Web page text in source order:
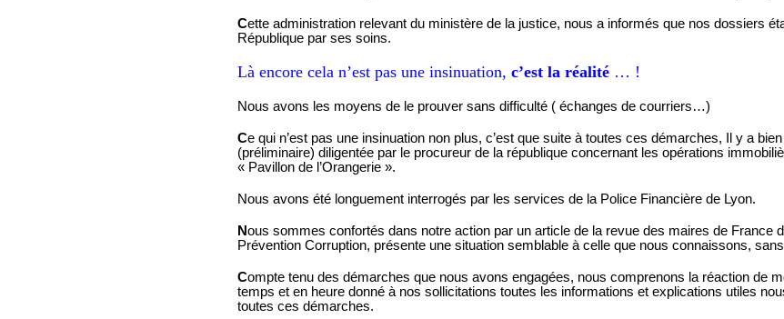
Cette administration relevant du ministère de la justice, nous a informés que nos dossiers
République par ses soins.
Là encore cela n’est pas une insinuation, c’est la réalité… !
Nous avons les moyens de le prouver sans difficulté ( échanges de courriers…)
Ce qui n’est pas une insinuation non plus, c’est que suite à toutes ces démarches, Il y a
(préliminaire) diligentée par le procureur de la république concernant les opérations
« Pavillon de l’Orangerie ».
Nous avons été longuement interrogés par les services de la Police Financière de Lyon.
Nous sommes confortés dans notre action par un article de la revue des maires de France
Prévention Corruption, présente une situation semblable à celle que nous connaissons,
Compte tenu des démarches que nous avons engagées, nous comprenons la réaction de
temps et en heure donné à nos sollicitations toutes les informations et explications utiles
toutes ces démarches.